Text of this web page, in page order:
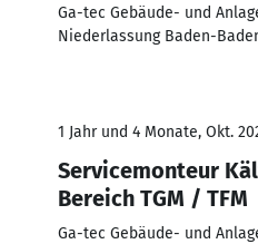
Ga-tec Gebäude- und
Niederlassung Baden-
1 Jahr und 4 Monate, Okt.
Servicemonteur
Bereich TGM / TFM
Ga-tec Gebäude- und